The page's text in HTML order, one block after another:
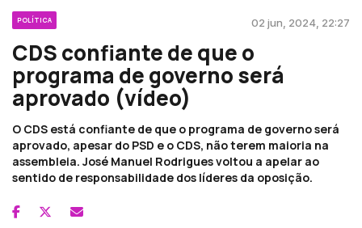
POLÍTICA 02 jun, 2024, 22:27
CDS confiante de que o
programa de governo será
aprovado (vídeo)
O CDS está confiante de que o programa de governo será
aprovado, apesar do PSD e o CDS, não terem maioria na
assembleia. José Manuel Rodrigues voltou a apelar ao
sentido de responsabilidade dos líderes da oposição.